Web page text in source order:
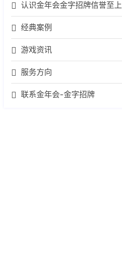
认识金年会金字招牌信誉至上
经典案例
游戏资讯
服务方向
联系金年会-金字招牌